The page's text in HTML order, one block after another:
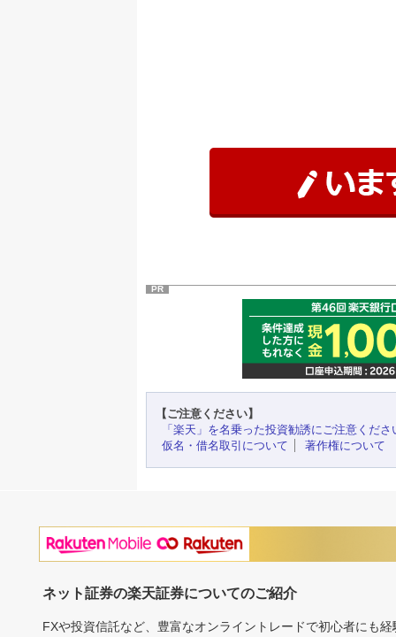
PR
【ご注意ください】
「楽天」を名乗った投資勧誘にご注意くださ
仮名・借名取引について
著作権について
ネット証券の楽天証券についてのご紹介
FXや投資信託など、豊富なオンライントレードで初心者にも